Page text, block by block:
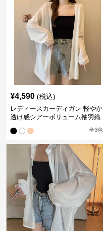
¥4,590 (税込)
レディースカーディガン 軽やか
透け感シアーボリューム袖羽織
全3色